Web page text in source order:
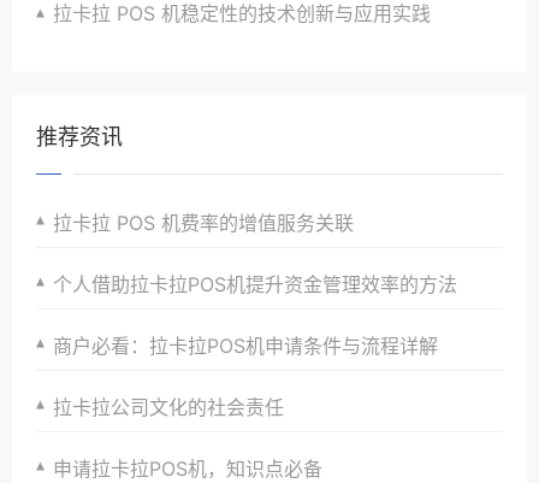
拉卡拉 POS 机稳定性的技术创新与应用实践
推荐资讯
拉卡拉 POS 机费率的增值服务关联
个人借助拉卡拉POS机提升资金管理效率的方法
商户必看：拉卡拉POS机申请条件与流程详解
拉卡拉公司文化的社会责任
申请拉卡拉POS机，知识点必备